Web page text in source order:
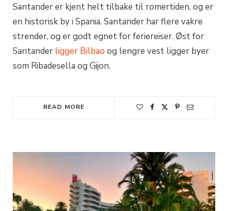
Santander er kjent helt tilbake til romertiden, og er
en historisk by i Spania. Santander har flere vakre
strender, og er godt egnet for feriereiser. Øst for
Santander ligger Bilbao og lengre vest ligger byer
som Ribadesella og Gijon.
READ MORE